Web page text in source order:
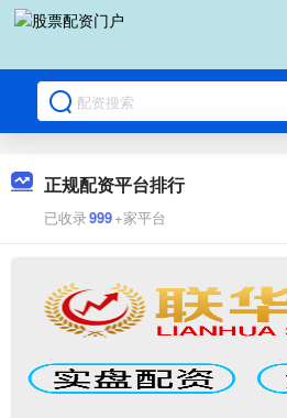
正规配资平台排行
已收录999+家平台